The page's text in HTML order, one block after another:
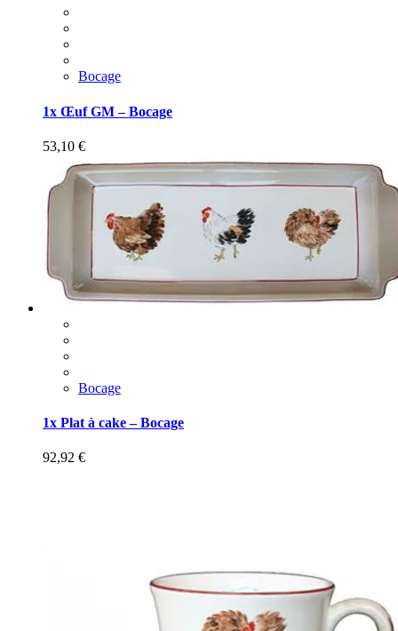
Bocage
1x Œuf GM – Bocage
53,10 €
Bocage
1x Plat à cake – Bocage
92,92 €